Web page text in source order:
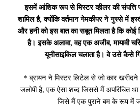
इसमें आंशिक रूप से मिस्टर व्हीलर की संपत्ति
शामिल है, क्योंकि वर्तमान गेमकीपर ने गुस्से में
और हनी को इस बात का सबूत मिलता है कि कोई
है। इसके अलावा, वह एक अजीब, मायावी
यूनीसाइकिल चलाता है। वे उसे कैसे
* ब्रायन ने मिस्टर लिटेल से जो कार खरीदने
जलोपी है, एक ऐसा शब्द जिससे मैं अपरिचित
जिसे मैं एक पुराने बम के रूप में